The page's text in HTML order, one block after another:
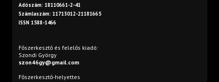
Adószám: 18110661-2-41
Számlaszám: 11713012-21181665
ISSN 1588-1466
Főszerkesztő és felelős kiadó:
Szondi György
szon46gy@gmail.com
Főszerkesztő-helyettes